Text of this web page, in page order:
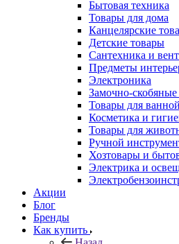
Бытовая техника
Товары для дома
Канцелярские
Детские товары
Сантехника и
Предметы
Электроника
Замочно-скобяные
Товары для
Косметика и
Товары для
Ручной
Хозтовары и
Электрика и
Акции
Блог
Бренды
Как купить